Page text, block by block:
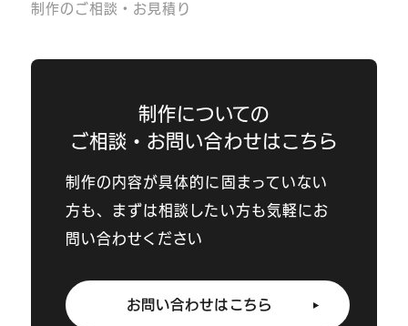
制作のご相談・お見積り
制作についての
ご相談・お問い合わせはこちら
制作の内容が具体的に固まっていない
方も、 まずは相談したい方も気軽にお
問い合わせください
お問い合わせはこちら